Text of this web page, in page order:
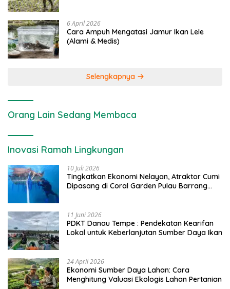
6 April 2026
Cara Ampuh Mengatasi Jamur Ikan Lele
(Alami & Medis)
Selengkapnya
Orang Lain Sedang Membaca
Inovasi Ramah Lingkungan
10 Juli 2026
Tingkatkan Ekonomi Nelayan, Atraktor Cumi
Dipasang di Coral Garden Pulau Barrang
11 Juni 2026
PDKT Danau Tempe : Pendekatan Kearifan
Lokal untuk Keberlanjutan Sumber Daya Ikan
24 April 2026
Ekonomi Sumber Daya Lahan: Cara
Menghitung Valuasi Ekologis Lahan Pertanian